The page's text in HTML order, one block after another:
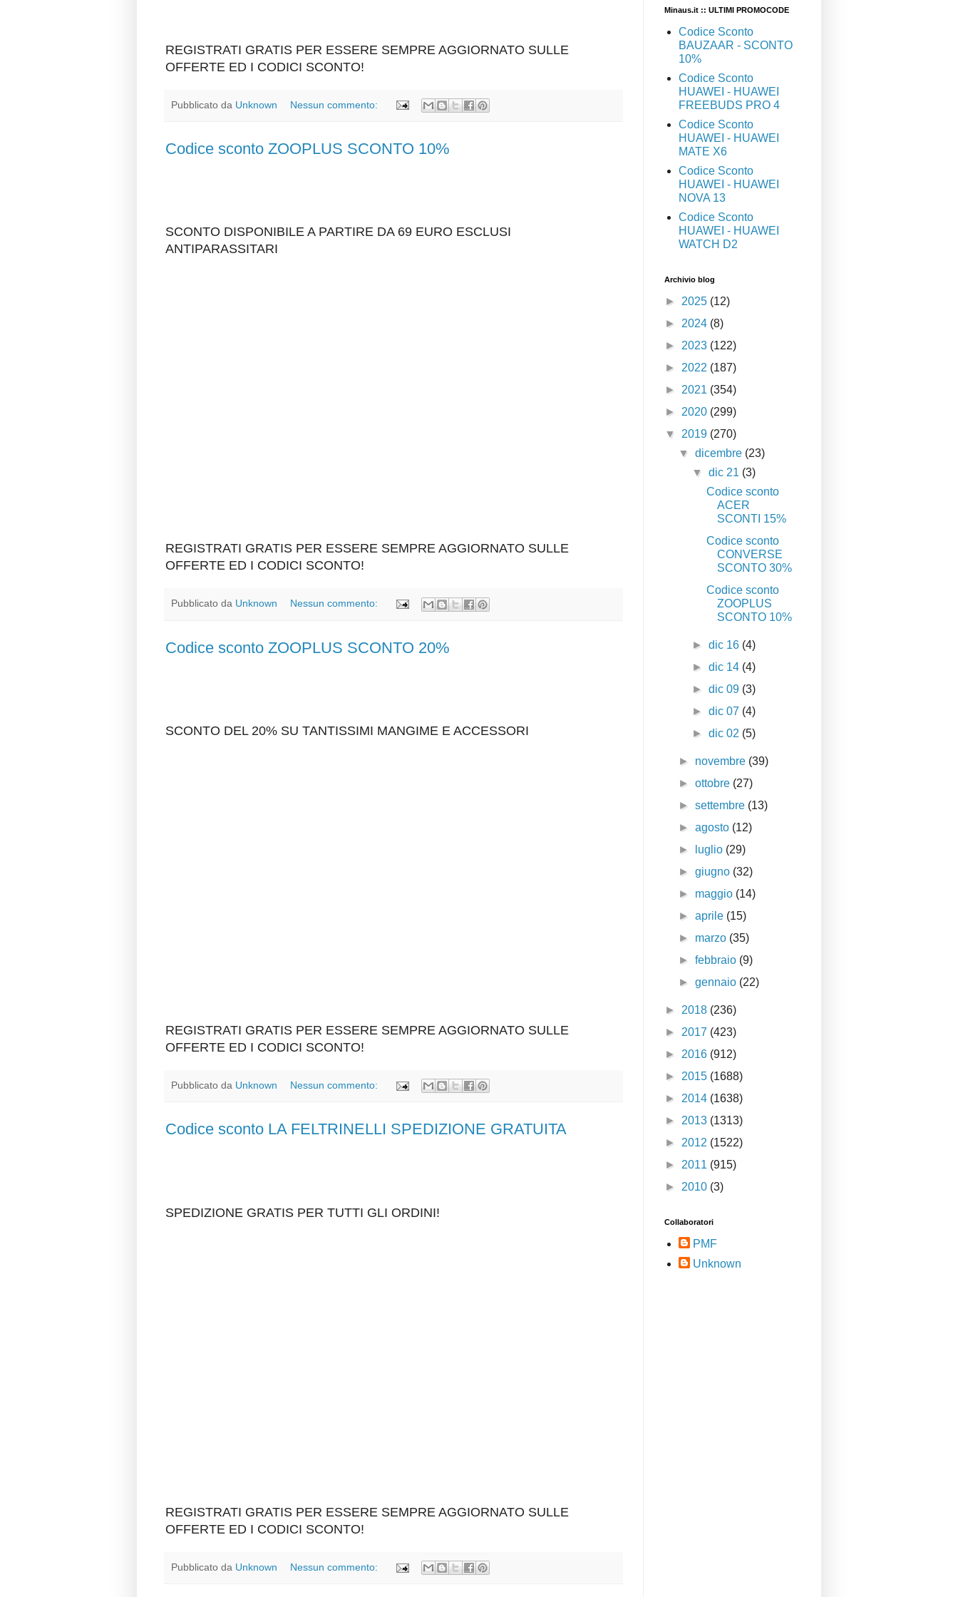
REGISTRATI GRATIS PER ESSERE SEMPRE AGGIORNATO SULLE
OFFERTE ED I CODICI SCONTO!
Pubblicato da Unknown Nessun commento:
Codice sconto ZOOPLUS SCONTO 10%
SCONTO DISPONIBILE A PARTIRE DA 69 EURO ESCLUSI
ANTIPARASSITARI
REGISTRATI GRATIS PER ESSERE SEMPRE AGGIORNATO SULLE
OFFERTE ED I CODICI SCONTO!
Pubblicato da Unknown Nessun commento:
Codice sconto ZOOPLUS SCONTO 20%
SCONTO DEL 20% SU TANTISSIMI MANGIME E ACCESSORI
REGISTRATI GRATIS PER ESSERE SEMPRE AGGIORNATO SULLE
OFFERTE ED I CODICI SCONTO!
Pubblicato da Unknown Nessun commento:
Codice sconto LA FELTRINELLI SPEDIZIONE GRATUITA
SPEDIZIONE GRATIS PER TUTTI GLI ORDINI!
REGISTRATI GRATIS PER ESSERE SEMPRE AGGIORNATO SULLE
OFFERTE ED I CODICI SCONTO!
Pubblicato da Unknown Nessun commento:
Minaus.it :: ULTIMI PROMOCODE
Codice Sconto
BAUZAAR - SCONTO
10%
Codice Sconto
HUAWEI - HUAWEI
FREEBUDS PRO 4
Codice Sconto
HUAWEI - HUAWEI
MATE X6
Codice Sconto
HUAWEI - HUAWEI
NOVA 13
Codice Sconto
HUAWEI - HUAWEI
WATCH D2
Archivio blog
► 2025 (12)
► 2024 (8)
► 2023 (122)
► 2022 (187)
► 2021 (354)
► 2020 (299)
▼ 2019 (270)
▼dicembre (23)
▼dic 21 (3)
Codice sconto
ACER
SCONTI 15%
Codice sconto
CONVERSE
SCONTO 30%
Codice sconto
ZOOPLUS
SCONTO 10%
►dic 16 (4)
►dic 14 (4)
►dic 09 (3)
►dic 07 (4)
►dic 02 (5)
► novembre (39)
►ottobre (27)
►settembre (13)
►agosto (12)
►
luglio (29)
►giugno (32)
► maggio (14)
►aprile (15)
► marzo (35)
►febbraio (9)
►gennaio (22)
► 2018 (236)
► 2017 (423)
► 2016 (912)
► 2015 (1688)
► 2014 (1638)
► 2013 (1313)
► 2012 (1522)
► 2011 (915)
► 2010 (3)
Collaboratori
PMF
Unknown